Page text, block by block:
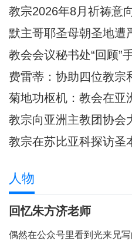
安第斯
之圣事
与使命
兄情谊
份认同
会
教宗2026年8月祈祷意
默主哥耶圣母朝圣地遭
教会会议秘书处“回顾”
准则和指示
费雷蒂：协助四位教宗
际”的妇女
菊地功枢机：教会在亚
一信仰
教宗向亚洲主教团协会
是我们共融之源
教宗在苏比亚科探访圣
人物
回忆朱方济老师
偶然在公众号里看到光来兄